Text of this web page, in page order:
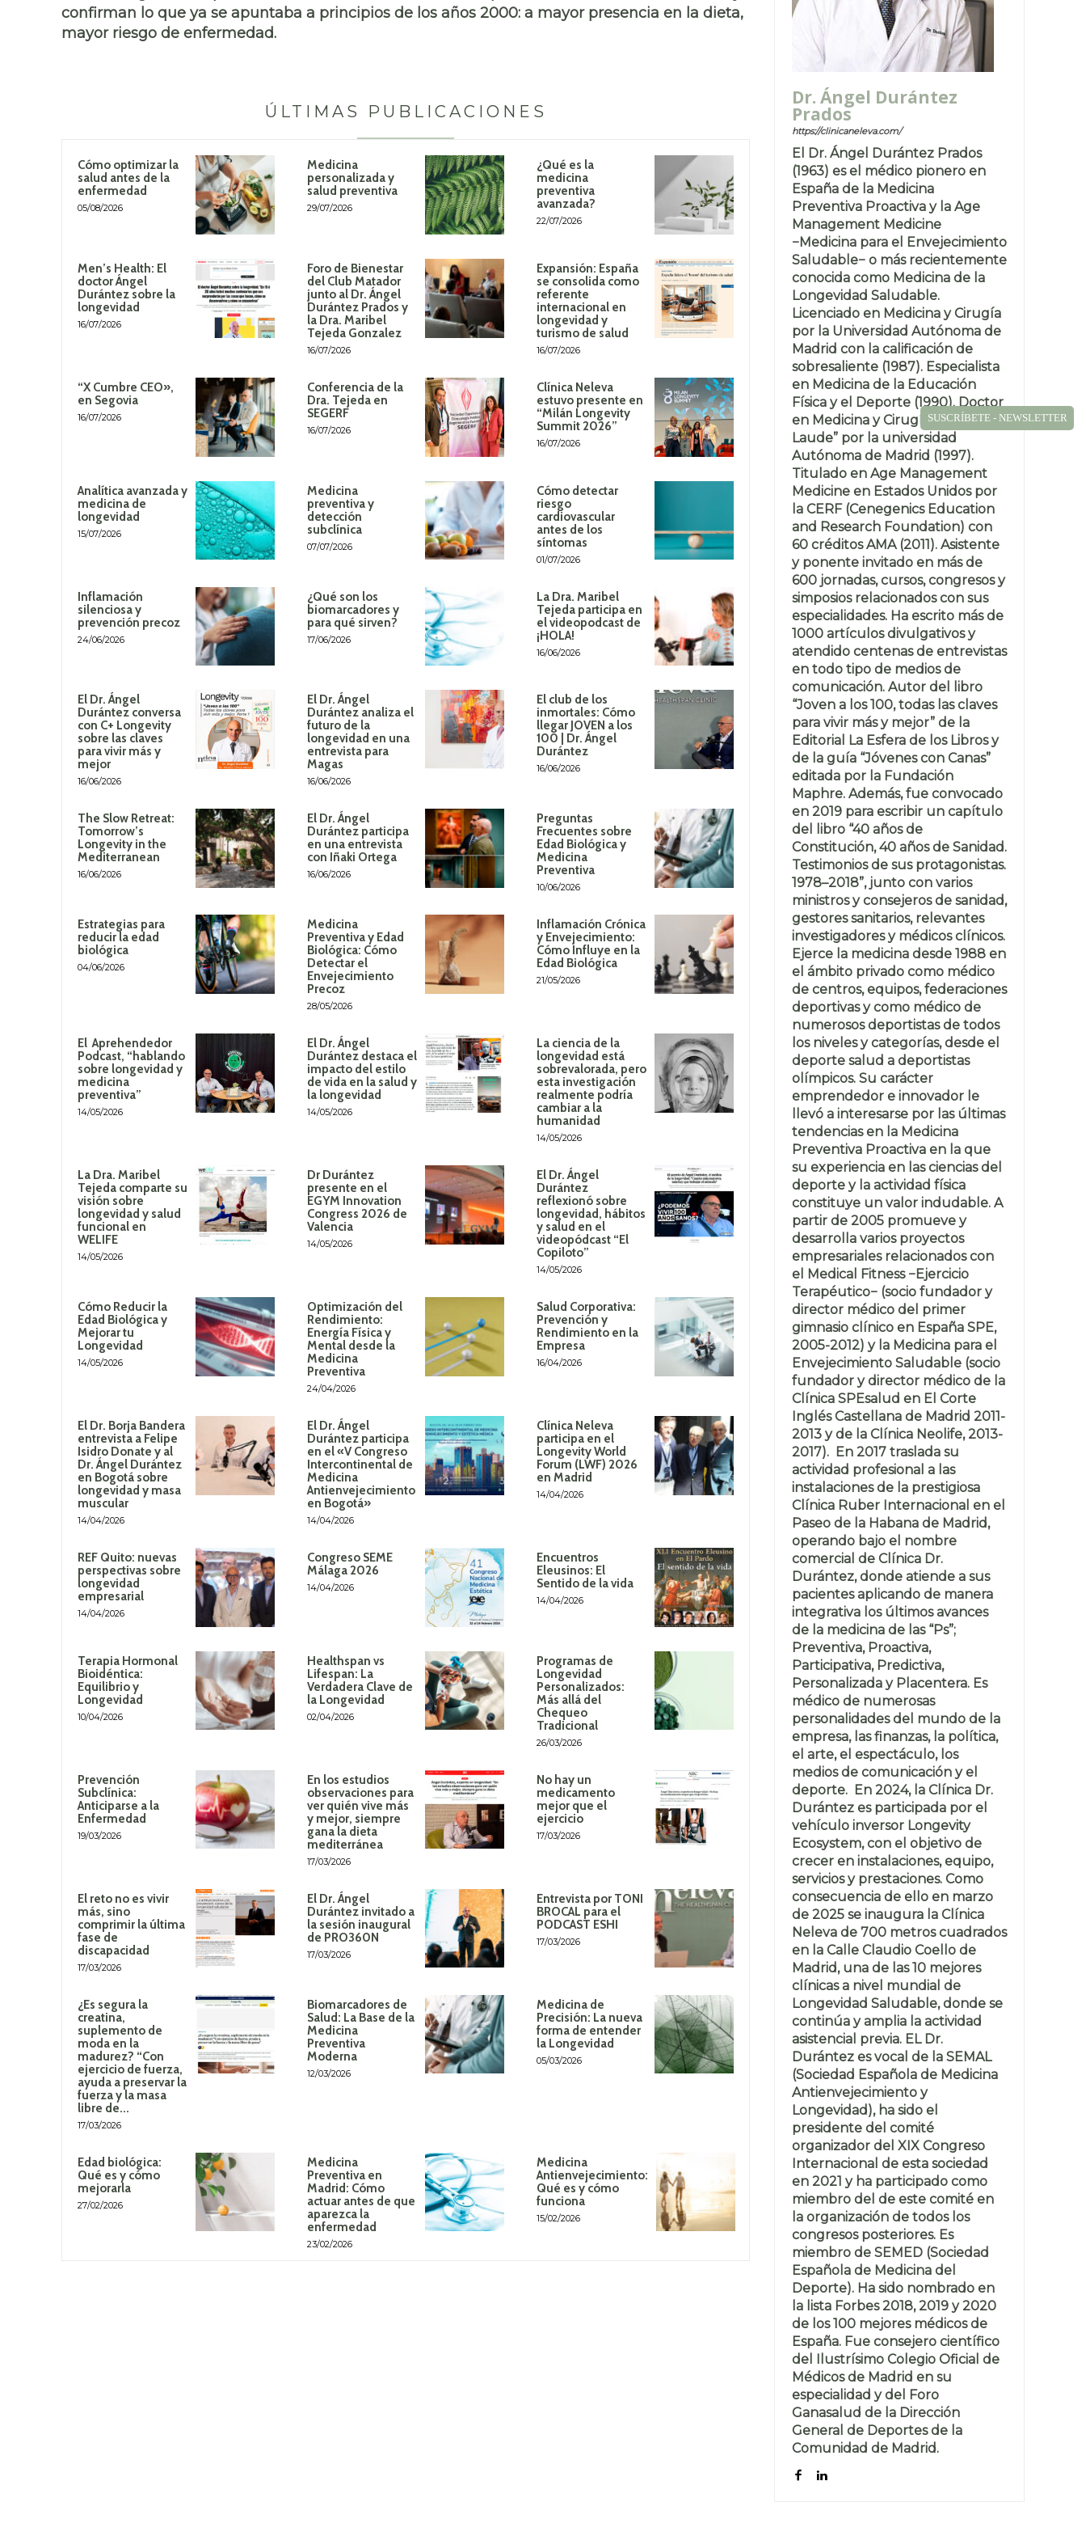
confirman lo que ya se apuntaba a principios de los años 2000: a mayor presencia en la dieta,
mayor riesgo de enfermedad.
ÚLTIMAS PUBLICACIONES
Cómo optimizar la
salud antes de la
enfermedad
05/08/2026
Medicina
personalizada y
salud preventiva
29/07/2026
¿Qué es la
medicina
preventiva
avanzada?
22/07/2026
Men’s Health: El
doctor Ángel
Durántez sobre la
longevidad
16/07/2026
Foro de Bienestar
del Club Matador
junto al Dr. Ángel
Durántez Prados y
la Dra. Maribel
Tejeda Gonzalez
16/07/2026
Expansión: España
se consolida como
referente
internacional en
longevidad y
turismo de salud
16/07/2026
“X Cumbre CEO»,
en Segovia
16/07/2026
Conferencia de la
Dra. Tejeda en
SEGERF
16/07/2026
Clínica Neleva
estuvo presente en
“Milán Longevity
Summit 2026”
16/07/2026
Analítica avanzada y
medicina de
longevidad
15/07/2026
Medicina
preventiva y
detección
subclínica
07/07/2026
Cómo detectar
riesgo
cardiovascular
antes de los
síntomas
01/07/2026
Inflamación
silenciosa y
prevención precoz
24/06/2026
¿Qué son los
biomarcadores y
para qué sirven?
17/06/2026
La Dra. Maribel
Tejeda participa en
el videopodcast de
¡HOLA!
16/06/2026
El Dr. Ángel
Durántez conversa
con C+ Longevity
sobre las claves
para vivir más y
mejor
16/06/2026
El Dr. Ángel
Durántez analiza el
futuro de la
longevidad en una
entrevista para
Magas
16/06/2026
El club de los
inmortales: Cómo
llegar JOVEN a los
100 | Dr. Ángel
Durántez
16/06/2026
The Slow Retreat:
Tomorrow’s
Longevity in the
Mediterranean
16/06/2026
El Dr. Ángel
Durántez participa
en una entrevista
con Iñaki Ortega
16/06/2026
Preguntas
Frecuentes sobre
Edad Biológica y
Medicina
Preventiva
10/06/2026
Estrategias para
reducir la edad
biológica
04/06/2026
Medicina
Preventiva y Edad
Biológica: Cómo
Detectar el
Envejecimiento
Precoz
28/05/2026
Inflamación Crónica
y Envejecimiento:
Cómo Influye en la
Edad Biológica
21/05/2026
El Aprehendedor
Podcast, “hablando
sobre longevidad y
medicina
preventiva”
14/05/2026
El Dr. Ángel
Durántez destaca el
impacto del estilo
de vida en la salud y
la longevidad
14/05/2026
La ciencia de la
longevidad está
sobrevalorada, pero
esta investigación
realmente podría
cambiar a la
humanidad
14/05/2026
La Dra. Maribel
Tejeda comparte su
visión sobre
longevidad y salud
funcional en
WELIFE
14/05/2026
Dr Durántez
presente en el
EGYM Innovation
Congress 2026 de
Valencia
14/05/2026
El Dr. Ángel
Durántez
reflexionó sobre
longevidad, hábitos
y salud en el
videopódcast “El
Copiloto”
14/05/2026
Cómo Reducir la
Edad Biológica y
Mejorar tu
Longevidad
14/05/2026
Optimización del
Rendimiento:
Energía Física y
Mental desde la
Medicina
Preventiva
24/04/2026
Salud Corporativa:
Prevención y
Rendimiento en la
Empresa
16/04/2026
El Dr. Borja Bandera
entrevista a Felipe
Isidro Donate y al
Dr. Ángel Durántez
en Bogotá sobre
longevidad y masa
muscular
14/04/2026
El Dr. Ángel
Durántez participa
en el «V Congreso
Intercontinental de
Medicina
Antienvejecimiento
en Bogotá»
14/04/2026
Clínica Neleva
participa en el
Longevity World
Forum (LWF) 2026
en Madrid
14/04/2026
REF Quito: nuevas
perspectivas sobre
longevidad
empresarial
14/04/2026
Congreso SEME
Málaga 2026
14/04/2026
Encuentros
Eleusinos: El
Sentido de la vida
14/04/2026
Terapia Hormonal
Bioidéntica:
Equilibrio y
Longevidad
10/04/2026
Healthspan vs
Lifespan: La
Verdadera Clave de
la Longevidad
02/04/2026
Programas de
Longevidad
Personalizados:
Más allá del
Chequeo
Tradicional
26/03/2026
Prevención
Subclínica:
Anticiparse a la
Enfermedad
19/03/2026
En los estudios
observaciones para
ver quién vive más
y mejor, siempre
gana la dieta
mediterránea
17/03/2026
No hay un
medicamento
mejor que el
ejercicio
17/03/2026
El reto no es vivir
más, sino
comprimir la última
fase de
discapacidad
17/03/2026
El Dr. Ángel
Durántez invitado a
la sesión inaugural
de PRO360N
17/03/2026
Entrevista por TONI
BROCAL para el
PODCAST ESHI
17/03/2026
¿Es segura la
creatina,
suplemento de
moda en la
madurez? “Con
ejercicio de fuerza,
ayuda a preservar la
fuerza y la masa
libre de...
17/03/2026
Biomarcadores de
Salud: La Base de la
Medicina
Preventiva
Moderna
12/03/2026
Medicina de
Precisión: La nueva
forma de entender
la Longevidad
05/03/2026
Edad biológica:
Qué es y cómo
mejorarla
27/02/2026
Medicina
Preventiva en
Madrid: Cómo
actuar antes de que
aparezca la
enfermedad
23/02/2026
Medicina
Antienvejecimiento:
Qué es y cómo
funciona
15/02/2026
Dr. Ángel Durántez
Prados
https://clinicaneleva.com/
El Dr. Ángel Durántez Prados
(1963) es el médico pionero en
España de la Medicina
Preventiva Proactiva y la Age
Management Medicine
−Medicina para el Envejecimiento
Saludable− o más recientemente
conocida como Medicina de la
Longevidad Saludable.
Licenciado en Medicina y Cirugía
por la Universidad Autónoma de
Madrid con la calificación de
sobresaliente (1987). Especialista
en Medicina de la Educación
Física y el Deporte (1990). Doctor
en Medicina y Cirugía “Cum
Laude” por la universidad
Autónoma de Madrid (1997).
Titulado en Age Management
Medicine en Estados Unidos por
la CERF (Cenegenics Education
and Research Foundation) con
60 créditos AMA (2011). Asistente
y ponente invitado en más de
600 jornadas, cursos, congresos y
simposios relacionados con sus
especialidades. Ha escrito más de
1000 artículos divulgativos y
atendido centenas de entrevistas
en todo tipo de medios de
comunicación. Autor del libro
“Joven a los 100, todas las claves
para vivir más y mejor” de la
Editorial La Esfera de los Libros y
de la guía “Jóvenes con Canas”
editada por la Fundación
Maphre. Además, fue convocado
en 2019 para escribir un capítulo
del libro “40 años de
Constitución, 40 años de Sanidad.
Testimonios de sus protagonistas.
1978–2018”, junto con varios
ministros y consejeros de sanidad,
gestores sanitarios, relevantes
investigadores y médicos clínicos.
Ejerce la medicina desde 1988 en
el ámbito privado como médico
de centros, equipos, federaciones
deportivas y como médico de
numerosos deportistas de todos
los niveles y categorías, desde el
deporte salud a deportistas
olímpicos. Su carácter
emprendedor e innovador le
llevó a interesarse por las últimas
tendencias en la Medicina
Preventiva Proactiva en la que
su experiencia en las ciencias del
deporte y la actividad física
constituye un valor indudable. A
partir de 2005 promueve y
desarrolla varios proyectos
empresariales relacionados con
el Medical Fitness −Ejercicio
Terapéutico− (socio fundador y
director médico del primer
gimnasio clínico en España SPE,
2005-2012) y la Medicina para el
Envejecimiento Saludable (socio
fundador y director médico de la
Clínica SPEsalud en El Corte
Inglés Castellana de Madrid 2011-
2013 y de la Clínica Neolife, 2013-
2017). En 2017 traslada su
actividad profesional a las
instalaciones de la prestigiosa
Clínica Ruber Internacional en el
Paseo de la Habana de Madrid,
operando bajo el nombre
comercial de Clínica Dr.
Durántez, donde atiende a sus
pacientes aplicando de manera
integrativa los últimos avances
de la medicina de las “Ps”;
Preventiva, Proactiva,
Participativa, Predictiva,
Personalizada y Placentera. Es
médico de numerosas
personalidades del mundo de la
empresa, las finanzas, la política,
el arte, el espectáculo, los
medios de comunicación y el
deporte. En 2024, la Clínica Dr.
Durántez es participada por el
vehículo inversor Longevity
Ecosystem, con el objetivo de
crecer en instalaciones, equipo,
servicios y prestaciones. Como
consecuencia de ello en marzo
de 2025 se inaugura la Clínica
Neleva de 700 metros cuadrados
en la Calle Claudio Coello de
Madrid, una de las 10 mejores
clínicas a nivel mundial de
Longevidad Saludable, donde se
continúa y amplia la actividad
asistencial previa. EL Dr.
Durántez es vocal de la SEMAL
(Sociedad Española de Medicina
Antienvejecimiento y
Longevidad), ha sido el
presidente del comité
organizador del XIX Congreso
Internacional de esta sociedad
en 2021 y ha participado como
miembro del de este comité en
la organización de todos los
congresos posteriores. Es
miembro de SEMED (Sociedad
Española de Medicina del
Deporte). Ha sido nombrado en
la lista Forbes 2018, 2019 y 2020
de los 100 mejores médicos de
España. Fue consejero científico
del Ilustrísimo Colegio Oficial de
Médicos de Madrid en su
especialidad y del Foro
Ganasalud de la Dirección
General de Deportes de la
Comunidad de Madrid.
SUSCRÍBETE - NEWSLETTER